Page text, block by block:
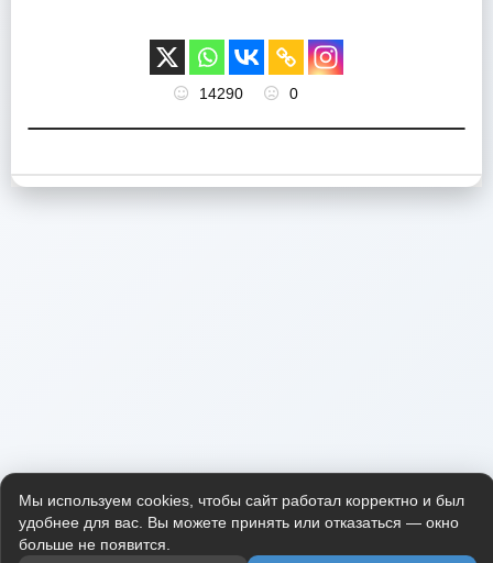
14290 0
Мы используем cookies, чтобы сайт работал корректно и был
удобнее для вас. Вы можете принять или отказаться — окно
больше не появится.